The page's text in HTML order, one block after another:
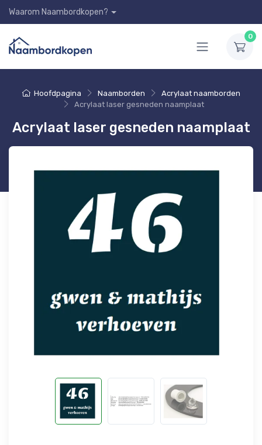
Waarom Naambordkopen?
0
Hoofdpagina Naamborden
Acrylaat naamborden
Acrylaat laser gesneden naamplaat
Acrylaat laser gesneden naamplaat